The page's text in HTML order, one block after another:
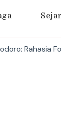
Rahasia